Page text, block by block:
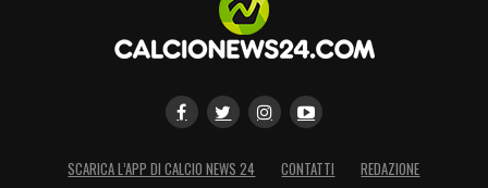
SCARICA L’APP DI CALCIO NEWS 24 CONTATTI
REDAZIONE